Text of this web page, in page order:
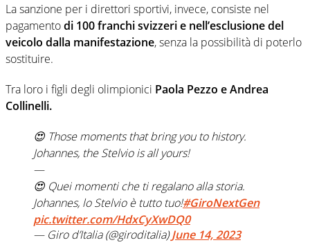
La sanzione per i direttori sportivi, invece, consiste nel
pagamentodi 100 franchi svizzeri e nell’esclusione del
veicolo dalla manifestazione, senza la possibilità di poterlo
sostituire.
Tra loro i figli degli olimpionici Paola Pezzo e Andrea
Collinelli.
😍 Those moments that bring you to history.
Johannes, the Stelvio is all yours!
—
😍 Quei momenti che ti regalano alla storia.
Johannes, lo Stelvio è tutto tuo!#GiroNextGen
pic.twitter.com/HdxCyXwDQ0
— Giro d’Italia (@giroditalia)June 14, 2023